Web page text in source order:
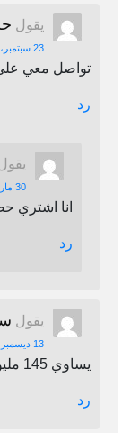
يقول
23 سبتمبر، 2021 الساعة 2:42 ص
تواصل معي علي
رد
30 مارس، 2022 الساعة 1:56 م
انا اشتري
رد
يقول
13 ديسمبر، 2021 الساعة 10:33 ص
يساوي 145 مليون دينار عراقي
رد